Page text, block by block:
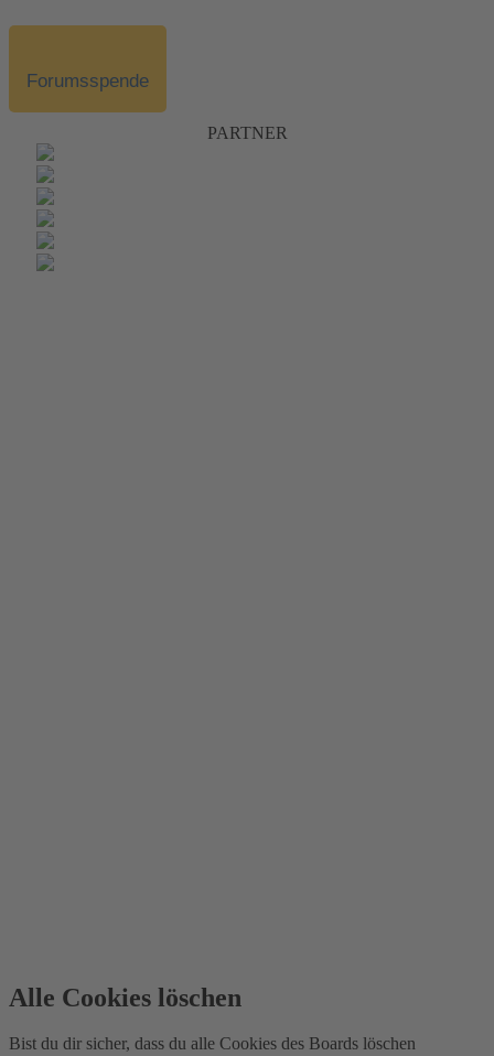
Forumsspende
PARTNER
Alle Cookies löschen
Bist du dir sicher, dass du alle Cookies des Boards löschen